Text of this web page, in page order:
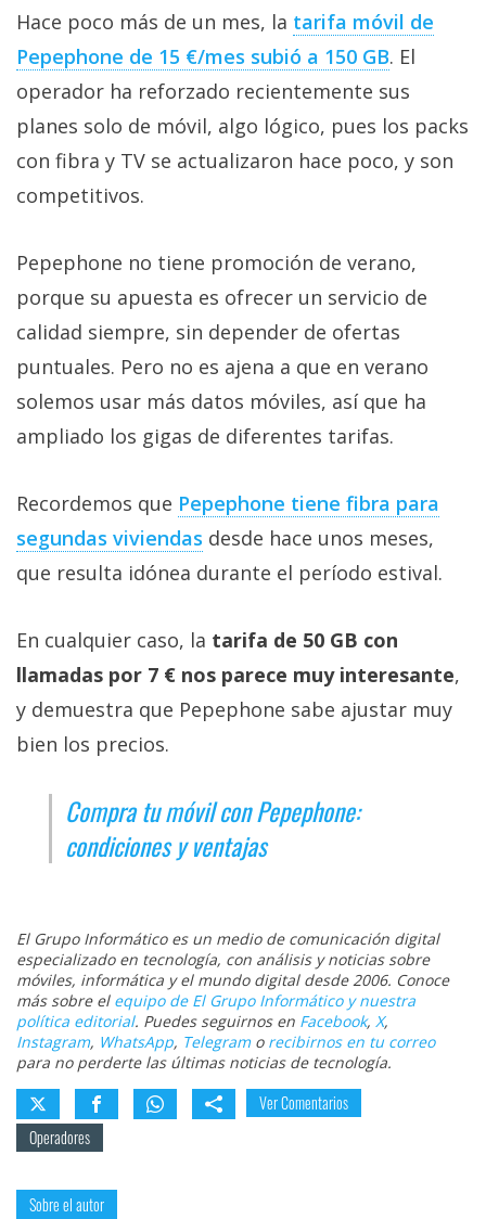
Hace poco más de un mes, la tarifa móvil de
Pepephone de 15 €/mes subió a 150 GB‎. El
operador ha reforzado recientemente sus
planes solo de móvil, algo lógico, pues los packs
con fibra y TV se actualizaron hace poco, y son
competitivos.
Pepephone no tiene promoción de verano,
porque su apuesta es ofrecer un servicio de
calidad siempre, sin depender de ofertas
puntuales. Pero no es ajena a que en verano
solemos usar más datos móviles, así que ha
ampliado los gigas de diferentes tarifas.
Recordemos que Pepephone tiene fibra para
segundas viviendas‎ desde hace unos meses,
que resulta idónea durante el período estival.
En cualquier caso, la tarifa de 50 GB con
llamadas por 7 € nos parece muy interesante,
y demuestra que Pepephone sabe ajustar muy
bien los precios.
Compra tu móvil con Pepephone:
condiciones y ventajas
El Grupo Informático es un medio de comunicación digital
especializado en tecnología, con análisis y noticias sobre
móviles, informática y el mundo digital desde 2006. Conoce
más sobre el equipo de El Grupo Informático y nuestra
política editorial. Puedes seguirnos en Facebook, X,
Instagram, WhatsApp, Telegramo recibirnos en tu correo
para no perderte las últimas noticias de tecnología.
Ver Comentarios
Operadores
Sobre el autor